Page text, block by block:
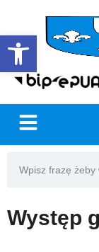
Open toolbar
Występ